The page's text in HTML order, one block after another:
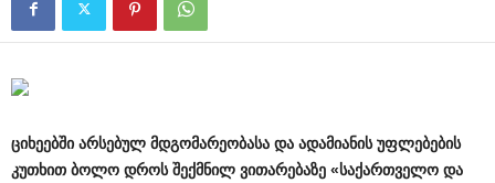
ციხეებში არსებულ მდგომარეობასა და ადამიანის უფლებების
კუთხით ბოლო დროს შექმნილ ვითარებაზე «საქართველო და